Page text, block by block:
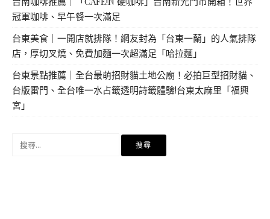
冠軍咖啡、早午餐一次滿足
台東美食｜一開店就排隊！網友封為「台東一蘭」的人氣排隊
店，厚切叉燒、免費加麵一次超滿足「哈拉麵」
台東景點推薦｜全台最萌招財貓土地公廟！必拍巨型招財貓、
台版雷門、全台唯一水占籤透明詩籤體驗!台東太麻里「福興
宮」